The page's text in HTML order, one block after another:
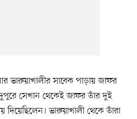
ভারুয়াখালীর সাবেক পাড়ায় জাফর
সেখান থেকেই জাফর তাঁর দুই
দিয়েছিলেন। ভারুয়াখালী থেকে তাঁরা